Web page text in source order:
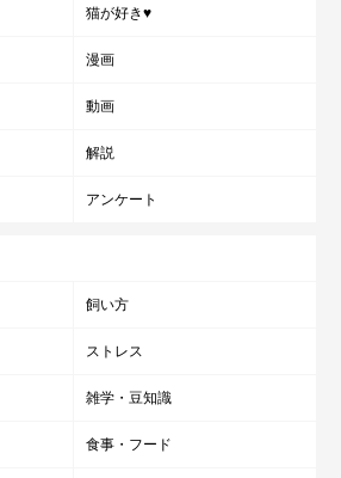
猫が好き♥
漫画
動画
解説
アンケート
飼い方
ストレス
雑学・豆知識
食事・フード